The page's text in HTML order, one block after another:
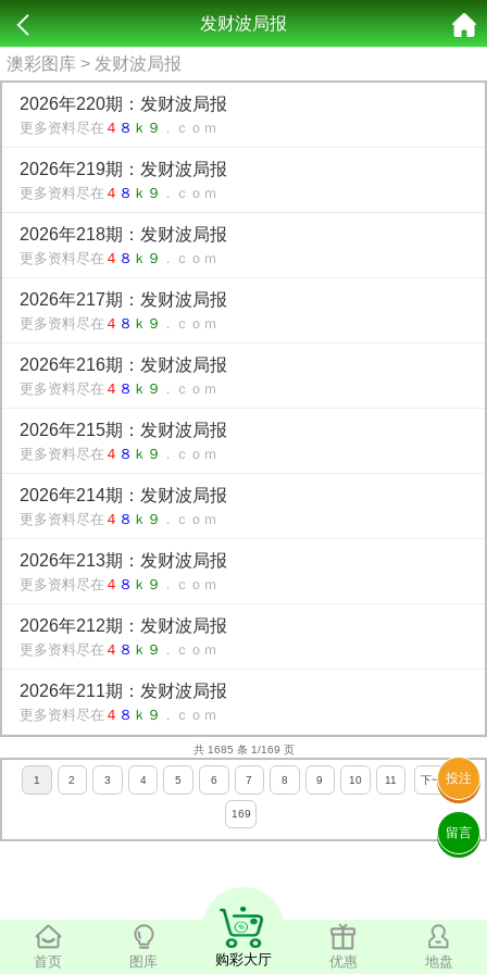
首页 图库 购彩大厅 优惠 地盘
投注
留言
发财波局报
澳彩图库 > 发财波局报
2026年220期：发财波局报
更多资料尽在 ４ ８ ｋ９ ．ｃｏｍ
2026年219期：发财波局报
更多资料尽在 ４ ８ ｋ９ ．ｃｏｍ
2026年218期：发财波局报
更多资料尽在 ４ ８ ｋ９ ．ｃｏｍ
2026年217期：发财波局报
更多资料尽在 ４ ８ ｋ９ ．ｃｏｍ
2026年216期：发财波局报
更多资料尽在 ４ ８ ｋ９ ．ｃｏｍ
2026年215期：发财波局报
更多资料尽在 ４ ８ ｋ９ ．ｃｏｍ
2026年214期：发财波局报
更多资料尽在 ４ ８ ｋ９ ．ｃｏｍ
2026年213期：发财波局报
更多资料尽在 ４ ８ ｋ９ ．ｃｏｍ
2026年212期：发财波局报
更多资料尽在 ４ ８ ｋ９ ．ｃｏｍ
2026年211期：发财波局报
更多资料尽在 ４ ８ ｋ９ ．ｃｏｍ
共 1685 条 1/169 页
1 2 3 4 5 6 7 8 9 10 11 下一页
169